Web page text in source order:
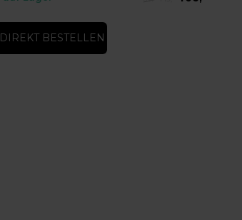
DIREKT BESTELLEN